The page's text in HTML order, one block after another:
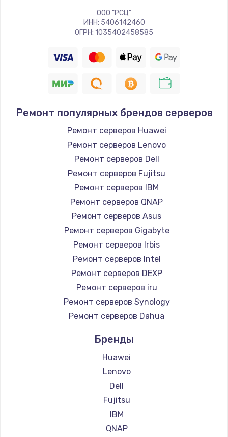
ООО "РСЦ"
ИНН: 5406142460
ОГРН: 1035402458585
Ремонт популярных брендов серверов
Ремонт серверов Huawei
Ремонт серверов Lenovo
Ремонт серверов Dell
Ремонт серверов Fujitsu
Ремонт серверов IBM
Ремонт серверов QNAP
Ремонт серверов Asus
Ремонт серверов Gigabyte
Ремонт серверов Irbis
Ремонт серверов Intel
Ремонт серверов DEXP
Ремонт серверов iru
Ремонт серверов Synology
Ремонт серверов Dahua
Бренды
Huawei
Lenovo
Dell
Fujitsu
IBM
QNAP